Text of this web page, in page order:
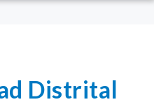
Distrital